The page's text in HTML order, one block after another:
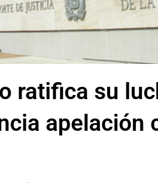
ratifica su
apelación